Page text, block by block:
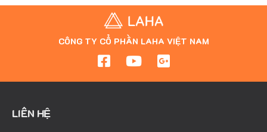
CÔNG TY CỔ PHẦN LAHA VIỆT NAM
LIÊN HỆ